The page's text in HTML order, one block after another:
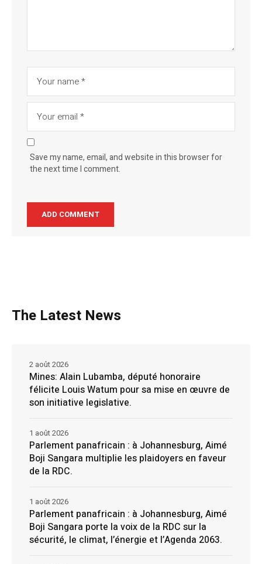
Save my name, email, and website in this browser for
the next time I comment.
The Latest News
Mines: Alain Lubamba, député honoraire
félicite Louis Watum pour sa mise en œuvre de
son initiative legislative.
2 août 2026
Parlement panafricain : à Johannesburg, Aimé
Boji Sangara multiplie les plaidoyers en faveur
de la RDC.
1 août 2026
Parlement panafricain : à Johannesburg, Aimé
Boji Sangara porte la voix de la RDC sur la
sécurité, le climat, l’énergie et l’Agenda 2063.
1 août 2026